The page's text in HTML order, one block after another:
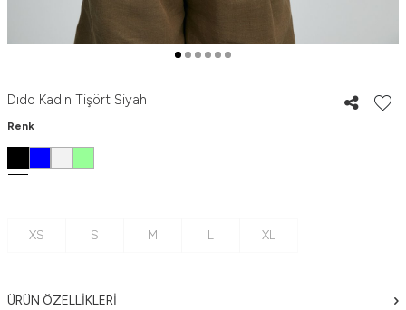
Dıdo Kadın Tişört Siyah
Renk
XS S M L XL
ÜRÜN ÖZELLIKLERI